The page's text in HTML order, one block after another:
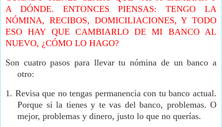
A DÓNDE. ENTONCES PIENSAS: TENGO LA
NÓMINA, RECIBOS, DOMICILIACIONES, Y TODO
ESO HAY QUE CAMBIARLO DE MI BANCO AL
NUEVO, ¿CÓMO LO HAGO?
Son cuatro pasos para llevar tu nómina de un banco a
otro:
1. Revisa que no tengas permanencia con tu banco actual.
Porque si la tienes y te vas del banco, problemas. O
mejor, problemas y dinero, justo lo que no querías.